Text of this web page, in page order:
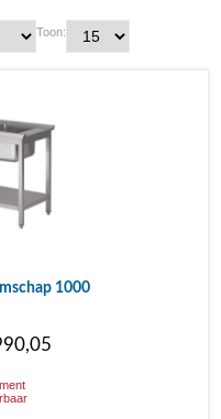
Toon:
1000